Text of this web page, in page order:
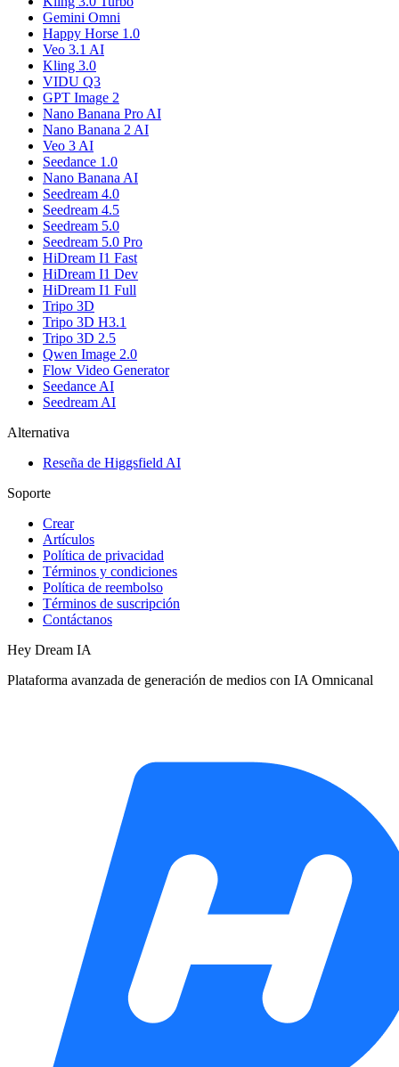
Gemini Omni
Happy Horse 1.0
Veo 3.1 AI
Kling 3.0
VIDU Q3
GPT Image 2
Nano Banana Pro AI
Nano Banana 2 AI
Veo 3 AI
Seedance 1.0
Nano Banana AI
Seedream 4.0
Seedream 4.5
Seedream 5.0
Seedream 5.0 Pro
HiDream I1 Fast
HiDream I1 Dev
HiDream I1 Full
Tripo 3D
Tripo 3D H3.1
Tripo 3D 2.5
Qwen Image 2.0
Flow Video Generator
Seedance AI
Seedream AI
Alternativa
Reseña de Higgsfield AI
Soporte
Crear
Artículos
Política de privacidad
Términos y condiciones
Política de reembolso
Términos de suscripción
Contáctanos
Hey Dream IA
Plataforma avanzada de generación de medios con IA Omnicanal